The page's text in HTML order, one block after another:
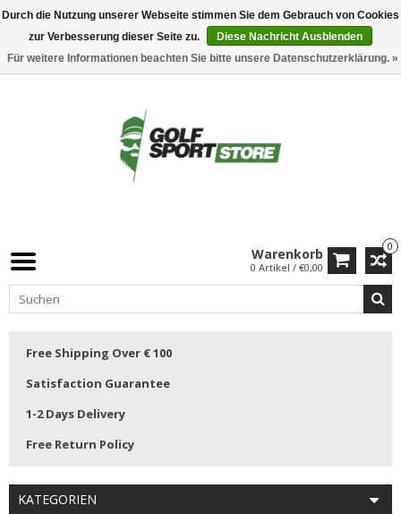
0
Warenkorb
0 Artikel / €0,00
Free Shipping Over € 100
Satisfaction Guarantee
1-2 Days Delivery
Free Return Policy
KATEGORIEN
Durch die Nutzung unserer Webseite stimmen Sie dem Gebrauch von Cookies
zur Verbesserung dieser Seite zu.
Diese Nachricht Ausblenden
Für weitere Informationen beachten Sie bitte unsere Datenschutzerklärung. »